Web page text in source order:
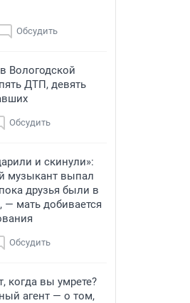
Обсудить
Вологодской
ДТП, девять
Обсудить
и скинули»:
музыкант выпал
друзья были в
— мать добивается
Обсудить
когда вы умрете?
агент — о том,